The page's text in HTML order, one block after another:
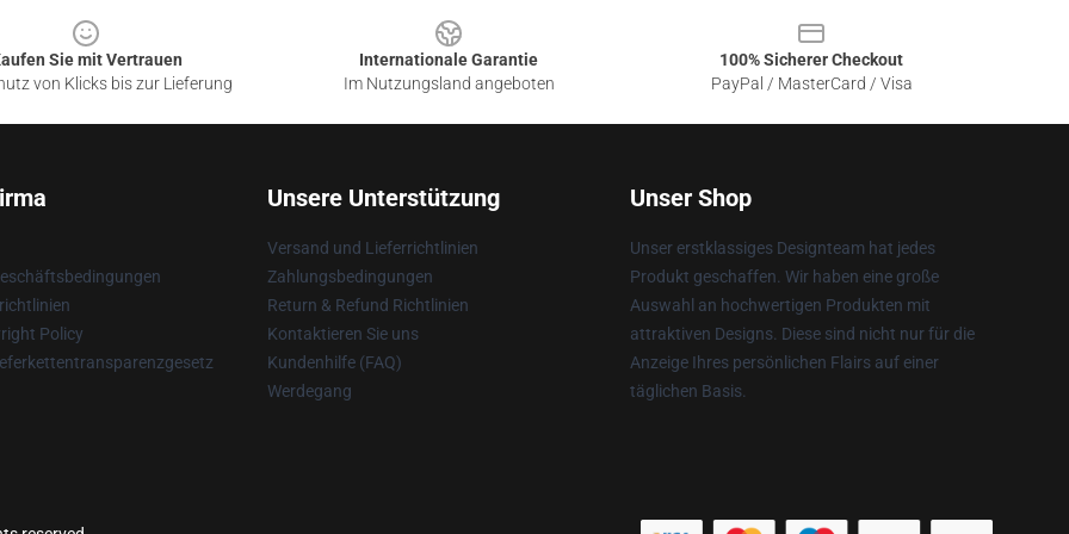
Sie mit Vertrauen
von Klicks bis zur Lieferung
Internationale Garantie
Im Nutzungsland angeboten
100% Sicherer Checkout
PayPal / MasterCard / Visa
Policy
Unsere Unterstützung
Versand und Lieferrichtlinien
Zahlungsbedingungen
Return & Refund Richtlinien
Kontaktieren Sie uns
Kundenhilfe (FAQ)
Werdegang
Unser Shop
Unser erstklassiges Designteam hat jedes
Produkt geschaffen. Wir haben eine große
Auswahl an hochwertigen Produkten mit
attraktiven Designs. Diese sind nicht nur für die
Anzeige Ihres persönlichen Flairs auf einer
täglichen Basis.